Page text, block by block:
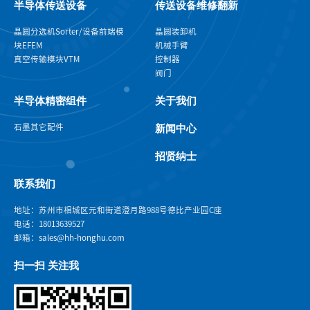
半导体传送设备
晶圆分选机Sorter/设备前端模
块EFEM
真空传输模块VTM
传送设备维修翻新
晶圆装卸机
机械手臂
控制器
阀门
半导体精密组件
石墨其它配件
关于我们
新闻中心
招贤纳士
联系我们
地址：苏州市相城区元和街道澄月路988号德比产业园C座
电话：18013639527
邮箱：sales@hh-honghu.com
扫一扫 关注我